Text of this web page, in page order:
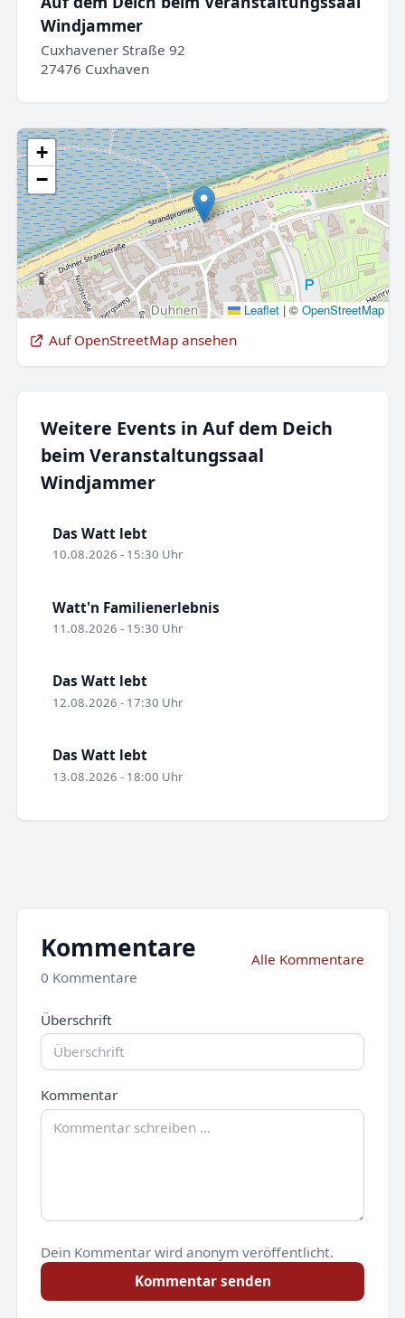
Windjammer
Cuxhavener Straße 92
27476 Cuxhaven
+
−
Leaflet |© OpenStreetMap
Auf OpenStreetMap ansehen
Weitere Events in Auf dem Deich
beim Veranstaltungssaal
Windjammer
Das Watt lebt
10.08.2026 - 15:30 Uhr
Watt'n Familienerlebnis
11.08.2026 - 15:30 Uhr
Das Watt lebt
12.08.2026 - 17:30 Uhr
Das Watt lebt
13.08.2026 - 18:00 Uhr
Kommentare
0 Kommentare
Alle Kommentare
Überschrift
Kommentar
Dein Kommentar wird anonym veröffentlicht.
Kommentar senden